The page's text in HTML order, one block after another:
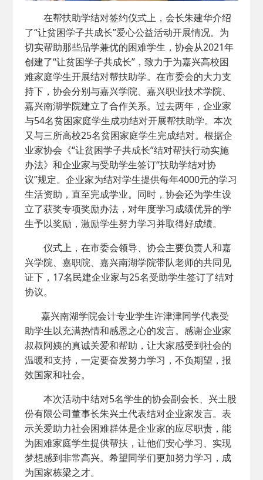
在帮扶助学结对签约仪式上，会长朱建华介绍
了“让贫困学子共成长”爱心公益活动开展情况。为
切实帮助那些品学兼优的困难学生，协会从2021年
创建了“让贫困学子共成长”，致力于为嘉兴高校困
难家庭学生开展结对帮扶助学。在市委会的大力支
持下，协会分别与嘉兴学院、嘉兴职业技术学院、
嘉兴南湖学院建立了合作关系。过去两年，企业家
与54名贫困家庭学生成功结对开展帮扶助学。本次
又与三所高校25名贫困家庭学生完成结对。根据企
业家协会《“让贫困学子共成长”结对帮扶行动实施
办法》和企业家与受助学生签订“扶助学结对协
议”规定。企业家为结对学生提供每年4000元的学习
生活资助，直至完成学业。同时，协会还为学生设
立了获奖专项奖励办法，对年度学习成绩优异的学
生予以奖励，激励学生努力学习并取得好成绩。
仪式上，在市委会领导、协会主要负责人和嘉
兴学院、嘉职院、嘉兴南湖学院带队老师的共同见
证下，17名民建企业家与25名受助学生签订了结对
协议。
嘉兴南湖学院会计专业学生许津津同学代表受
助学生以充满热情和感恩之心的发言。感谢企业家
叔叔阿姨的真诚关爱和帮助，让大家感受到社会的
温暖和支持，一定要奋发努力学习，不负期望，报
效国家和社会。
本次活动中结对5名学生的协会副会长、兴土股
份有限公司董事长朱兴土代表结对企业家发言。表
示关爱助力社会困难群体是企业家的应尽职责，能
为困难家庭学生提供帮扶，让他们安心学习、实现
梦想感到非常高兴。希望同学们更加努力学习，成
为国家栋梁之才。